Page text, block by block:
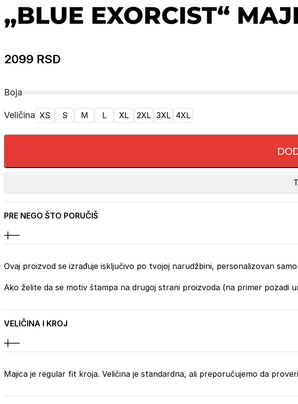
„BLUE EXORCIST“
2099 RSD
Boja
Veličina XS S M L XL 2XL 3XL 4XL
PRE NEGO ŠTO PORUČIŠ
Ovaj proizvod se izrađuje isključivo po tvojoj narudžbini, personalizovan
Ako želite da se motiv štampa na drugoj strani proizvoda (na primer pozadi
VELIČINA I KROJ
Majica je regular fit kroja. Veličina je standardna, ali preporučujemo da